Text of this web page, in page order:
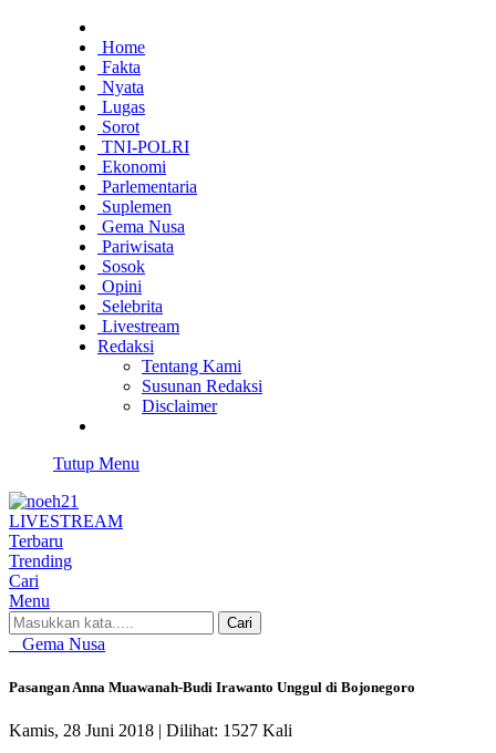
Home
Fakta
Nyata
Lugas
Sorot
TNI-POLRI
Ekonomi
Parlementaria
Suplemen
Gema Nusa
Pariwisata
Sosok
Opini
Selebrita
Livestream
Redaksi
Tentang Kami
Susunan Redaksi
Disclaimer
Tutup Menu
LIVESTREAM
Terbaru
Trending
Cari
Menu
Cari
Gema Nusa
Pasangan Anna Muawanah-Budi Irawanto Unggul di Bojonegoro
Kamis, 28 Juni 2018 | Dilihat: 1527 Kali